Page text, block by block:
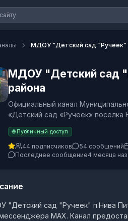
МДОУ "Детский сад "Ручеек"
МДОУ "Детский сад
района
Официальный канал
«Детский сад «Ручеек» поселка
🌐 Публичный доступ
44 подписчиков 54 сообщений
Последнее сообщение4 месяца
"Детский сад "Ручеек" п.Нива
MAX. Канал